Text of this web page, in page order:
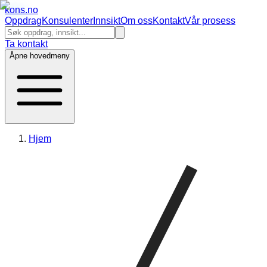
kons.no
OppdragKonsulenter InnsiktOm ossKontaktVår prosess
Ta kontakt
Åpne hovedmeny
Hjem